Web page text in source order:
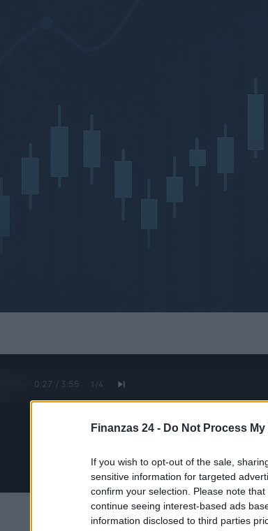
Finanzas 24 - Do Not Process
If you wish to opt-out of the sale,
sensitive information for targeted
confirm your selection. Please note
continue seeing interest-based ads
information disclosed to third parties
0:28 / 3:55 1 /4